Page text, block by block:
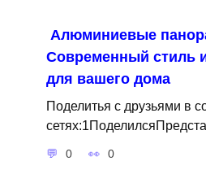
Алюминиевые
Современный стиль
для вашего дома
Поделитья с друзьями в
0 0